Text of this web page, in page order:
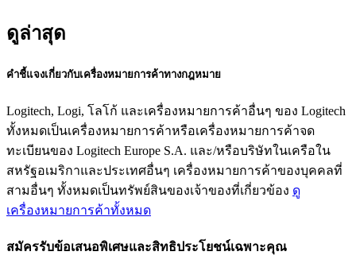
ดูล่าสุด
คำชี้แจงเกี่ยวกับเครื่องหมายการค้าทางกฎหมาย
Logitech, Logi, โลโก้ และเครื่องหมายการค้าอื่นๆ ของ Logitech
ทั้งหมดเป็นเครื่องหมายการค้าหรือเครื่องหมายการค้าจด
ทะเบียนของ Logitech Europe S.A. และ/หรือบริษัทในเครือใน
สหรัฐอเมริกาและประเทศอื่นๆ เครื่องหมายการค้าของบุคคลที่
สามอื่นๆ ทั้งหมดเป็นทรัพย์สินของเจ้าของที่เกี่ยวข้อง ดู
เครื่องหมายการค้าทั้งหมด
สมัครรับข้อเสนอพิเศษและสิทธิประโยชน์เฉพาะคุณ